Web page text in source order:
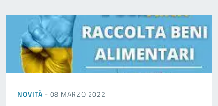
NOVITÀ - 08 MARZO 2022